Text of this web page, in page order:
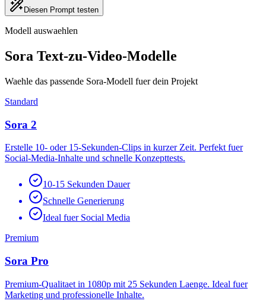
Diesen Prompt testen
Modell auswaehlen
Sora Text-zu-Video-Modelle
Waehle das passende Sora-Modell fuer dein Projekt
Standard
Sora 2
Erstelle 10- oder 15-Sekunden-Clips in kurzer Zeit. Perfekt fuer
Social-Media-Inhalte und schnelle Konzepttests.
10-15 Sekunden Dauer
Schnelle Generierung
Ideal fuer Social Media
Premium
Sora Pro
Premium-Qualitaet in 1080p mit 25 Sekunden Laenge. Ideal fuer
Marketing und professionelle Inhalte.